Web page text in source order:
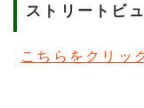
ストリートビ
こちらをクリッ